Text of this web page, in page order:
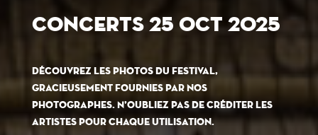
CONCERTS 25 OCT 2025
Découvrez les photos du festival,
gracieusement fournies par nos
photographes. N’oubliez pas de créditer les
artistes pour chaque utilisation.